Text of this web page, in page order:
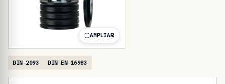
AMPLIAR
DIN 2093 DIN EN 16983